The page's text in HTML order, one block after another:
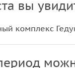
вы
комплекс